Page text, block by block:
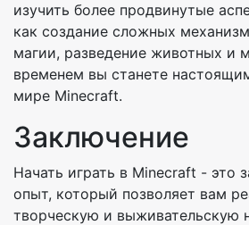
изучить более продвинутые
как создание сложных
магии, разведение животных и
временем вы станете
мире Minecraft.
Заключение
Начать играть в Minecraft - это
опыт, который позволяет вам
творческую и выживательскую